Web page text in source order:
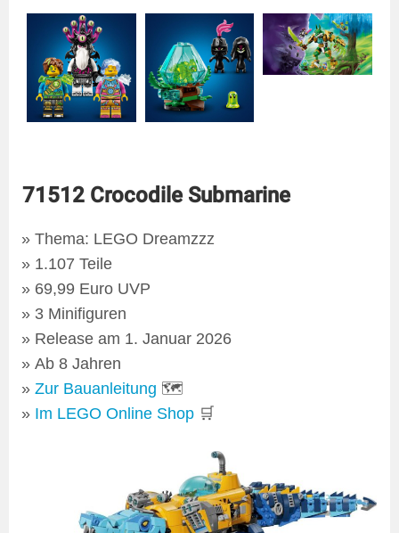
71512 Crocodile Submarine
Thema: LEGO Dreamzzz
1.107 Teile
69,99 Euro UVP
3 Minifiguren
Release am 1. Januar 2026
Ab 8 Jahren
Zur Bauanleitung 🗺
Im LEGO Online Shop 🛒